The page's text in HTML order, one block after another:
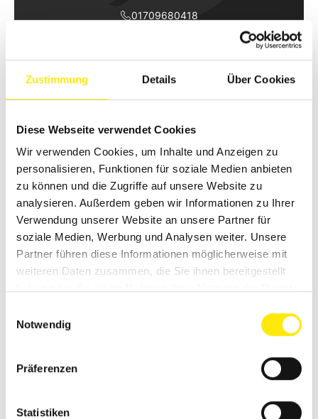
Zustimmung Details Über Cookies
Diese Webseite verwendet Cookies
Wir verwenden Cookies, um Inhalte und Anzeigen zu
personalisieren, Funktionen für soziale Medien anbieten
zu können und die Zugriffe auf unsere Website zu
analysieren. Außerdem geben wir Informationen zu Ihrer
Verwendung unserer Website an unsere Partner für
soziale Medien, Werbung und Analysen weiter. Unsere
Partner führen diese Informationen möglicherweise mit
weiteren Daten zusammen, die Sie ihnen bereitgestellt
Notwendig
Präferenzen
Statistiken
01709680418
GANZ EINFACH KONTAKTIEREN!
Schreib uns eine kurze Nachricht – wir melden uns
schnellstmöglich bei dir!
*Pflichteingabe